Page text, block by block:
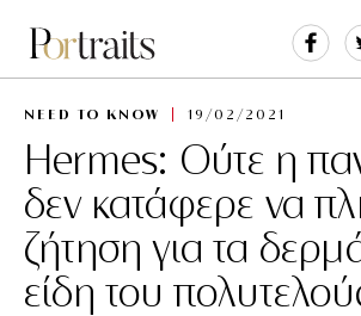
NEED TO KNOW 19/02/2021
Hermes: Ούτε η
δεν κατάφερε να
ζήτηση για τα
είδη του